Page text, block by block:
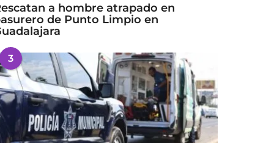
a hombre atrapado en
de Punto Limpio en
3